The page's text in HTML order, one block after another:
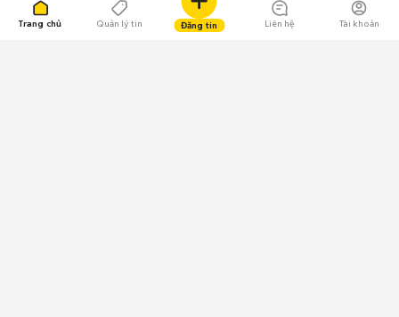
Trang chủ Quản lý tin Đăng tin Liên hệ Tài khoản